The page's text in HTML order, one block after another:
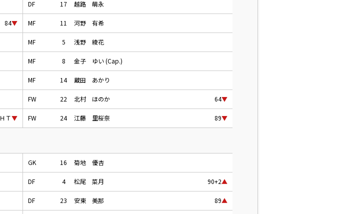
84▼
ＨＴ▼
DF 17 越路 萌永
MF 11 河野 有希
MF 5 浅野 綾花
MF 8 金子 ゆい (Cap.)
MF 14 蔵田 あかり
FW 22 北村 ほのか 64▼
FW 24 江藤 里桜奈 89▼
GK 16 菊地 優杏
DF 4 松尾 菜月 90+2▲
DF 23 安東 美那 89▲